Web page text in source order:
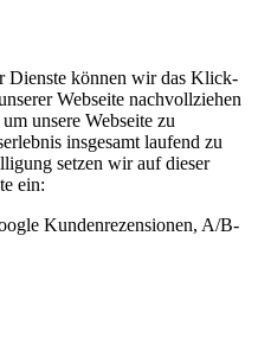
Dienste können wir das Klick-
Webseite nachvollziehen
unsere Webseite zu
insgesamt laufend zu
setzen wir auf dieser
ein:
Kundenrezensionen, A/B-